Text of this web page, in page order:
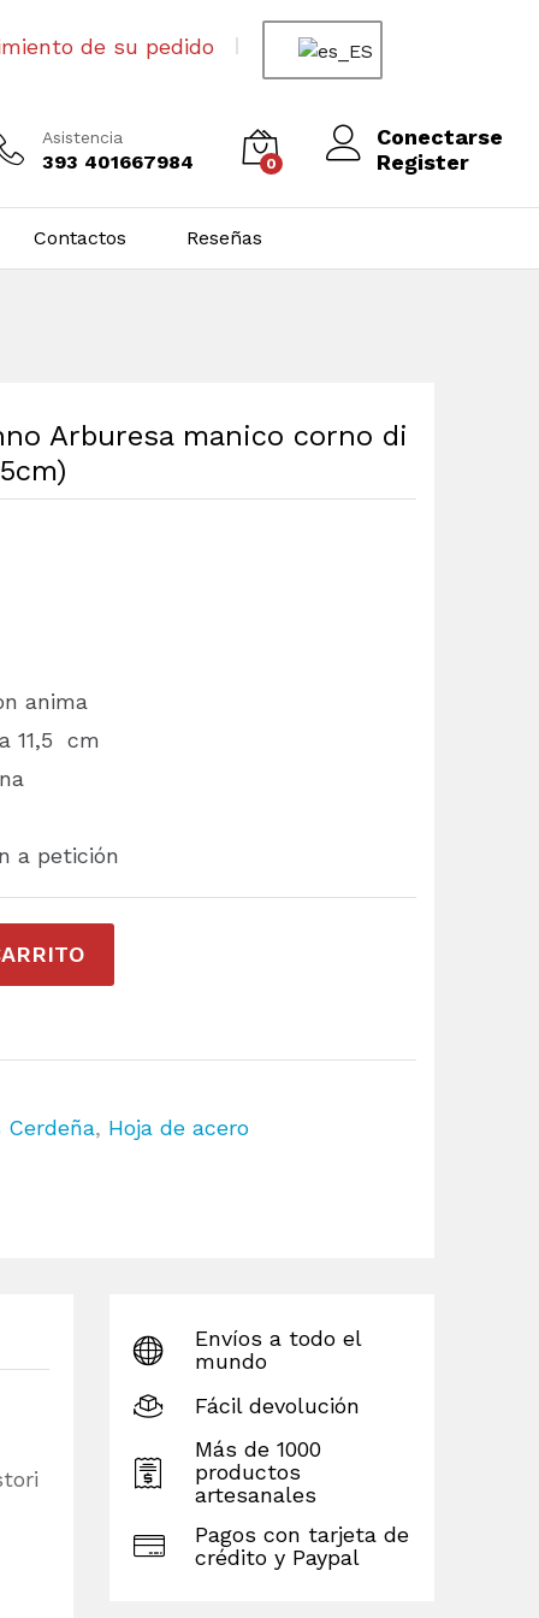
de su pedido
Asistencia
393 401667984 0
Conectarse
Register
Contactos Reseñas
Arburesa manico corno di
anima
11,5 cm
a petición
, Hoja de acero
Envíos a todo el
mundo
Fácil devolución
Más de 1000
productos
artesanales
Pagos con tarjeta de
crédito y Paypal